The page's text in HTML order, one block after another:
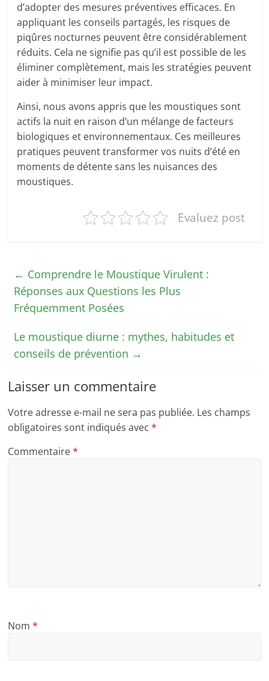
d’adopter des mesures préventives efficaces. En
appliquant les conseils partagés, les risques de
piqûres nocturnes peuvent être considérablement
réduits. Cela ne signifie pas qu’il est possible de les
éliminer complètement, mais les stratégies peuvent
aider à minimiser leur impact.
Ainsi, nous avons appris que les moustiques sont
actifs la nuit en raison d’un mélange de facteurs
biologiques et environnementaux. Ces meilleures
pratiques peuvent transformer vos nuits d’été en
moments de détente sans les nuisances des
moustiques.
Evaluez post
← Comprendre le Moustique Virulent :
Réponses aux Questions les Plus
Fréquemment Posées
Le moustique diurne : mythes, habitudes et
conseils de prévention →
Laisser un commentaire
Votre adresse e-mail ne sera pas publiée. Les champs
obligatoires sont indiqués avec*
Commentaire*
Nom*